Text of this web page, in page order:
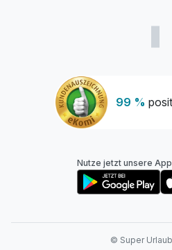
99 %
Nutze jetzt unsere App
© Super